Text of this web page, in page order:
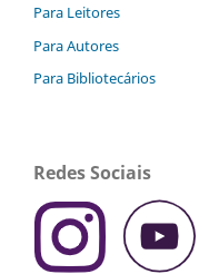
Para Leitores
Para Autores
Para Bibliotecários
Redes Sociais